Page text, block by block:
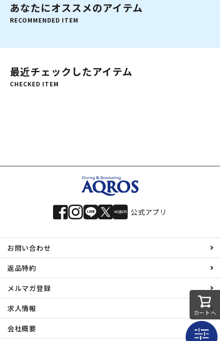
あなたにオススメのアイテム
RECOMMENDED ITEM
最近チェックしたアイテム
CHECKED ITEM
カートへ
公式アプリ
お問い合わせ
返品特約
メルマガ登録
求人情報
会社概要